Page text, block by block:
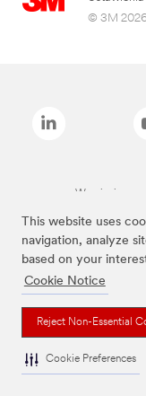
This website uses
navigation, analyze
based on your
Cookie Notice
Reject Non-Essential
Cookie Preferences
© 3M
Wymienione